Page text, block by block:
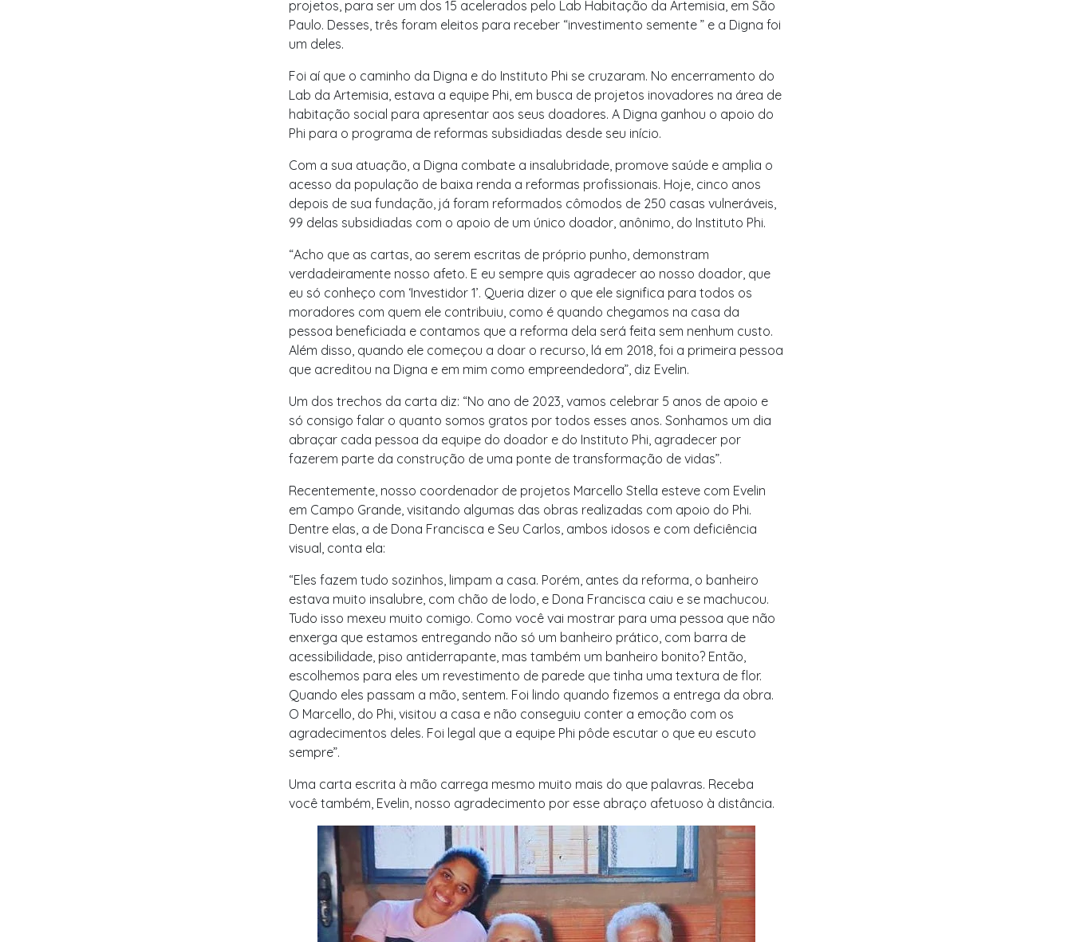
projetos, para ser um dos 15 acelerados pelo Lab Habitação da Artemisia, em São
Paulo. Desses, três foram eleitos para receber “investimento semente ” e a Digna foi
um deles.
Foi aí que o caminho da Digna e do Instituto Phi se cruzaram. No encerramento do
Lab da Artemisia, estava a equipe Phi, em busca de projetos inovadores na área de
habitação social para apresentar aos seus doadores. A Digna ganhou o apoio do
Phi para o programa de reformas subsidiadas desde seu início.
Com a sua atuação, a Digna combate a insalubridade, promove saúde e amplia o
acesso da população de baixa renda a reformas profissionais. Hoje, cinco anos
depois de sua fundação, já foram reformados cômodos de 250 casas vulneráveis,
99 delas subsidiadas com o apoio de um único doador, anônimo, do Instituto Phi.
“Acho que as cartas, ao serem escritas de próprio punho, demonstram
verdadeiramente nosso afeto. E eu sempre quis agradecer ao nosso doador, que
eu só conheço com ‘Investidor 1’. Queria dizer o que ele significa para todos os
moradores com quem ele contribuiu, como é quando chegamos na casa da
pessoa beneficiada e contamos que a reforma dela será feita sem nenhum custo.
Além disso, quando ele começou a doar o recurso, lá em 2018, foi a primeira pessoa
que acreditou na Digna e em mim como empreendedora”, diz Evelin.
Um dos trechos da carta diz: “No ano de 2023, vamos celebrar 5 anos de apoio e
só consigo falar o quanto somos gratos por todos esses anos. Sonhamos um dia
abraçar cada pessoa da equipe do doador e do Instituto Phi, agradecer por
fazerem parte da construção de uma ponte de transformação de vidas”.
Recentemente, nosso coordenador de projetos Marcello Stella esteve com Evelin
em Campo Grande, visitando algumas das obras realizadas com apoio do Phi.
Dentre elas, a de Dona Francisca e Seu Carlos, ambos idosos e com deficiência
visual, conta ela:
“Eles fazem tudo sozinhos, limpam a casa. Porém, antes da reforma, o banheiro
estava muito insalubre, com chão de lodo, e Dona Francisca caiu e se machucou.
Tudo isso mexeu muito comigo. Como você vai mostrar para uma pessoa que não
enxerga que estamos entregando não só um banheiro prático, com barra de
acessibilidade, piso antiderrapante, mas também um banheiro bonito? Então,
escolhemos para eles um revestimento de parede que tinha uma textura de flor.
Quando eles passam a mão, sentem. Foi lindo quando fizemos a entrega da obra.
O Marcello, do Phi, visitou a casa e não conseguiu conter a emoção com os
agradecimentos deles. Foi legal que a equipe Phi pôde escutar o que eu escuto
sempre”.
Uma carta escrita à mão carrega mesmo muito mais do que palavras. Receba
você também, Evelin, nosso agradecimento por esse abraço afetuoso à distância.